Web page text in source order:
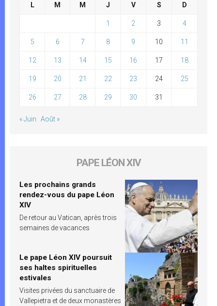
L M M J V S D
1 2 3 4
5 6 7 8 9 10 11
12 13 14 15 16 17 18
19 20 21 22 23 24 25
26 27 28 29 30 31
« Juin Août »
PAPE LÉON XIV
Les prochains grands
rendez-vous du pape Léon
XIV
De retour au Vatican, après trois
semaines de vacances
Le pape Léon XIV poursuit
ses haltes spirituelles
estivales
Visites privées du sanctuaire de
Vallepietra et de deux monastères